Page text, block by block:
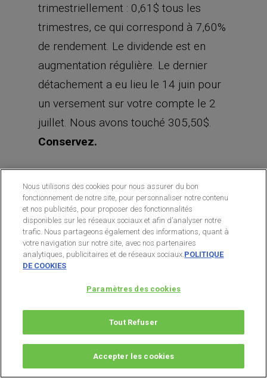
trimestriellement : 0,61$ tous les
trimestres, ce qui correspond à 7,60%
de rendement. Le dividende est en
augmentation régulière. Le dernier
détachement a eu lieu le 14 juin pour
un versement sur votre compte le 2
juillet. Nous avons touché 305,50$.
Conservez.
Nous possédons 300 actions
Enterprise Products Partners (EPD)
grâce à nos puts du 2 août qui ont été
exercés.Conservez.
A bientôt pour la prochaine alerte,
Rendement vôtre,
Gaël Deballe
Nous utilisons des cookies pour nous assurer du bon
fonctionnement de notre site, pour personnaliser notre contenu
et nos publicités, pour proposer des fonctionnalités
disponibles sur les réseaux sociaux et afin d’analyser notre
trafic. Nous partageons également des informations, quant à
votre navigation sur notre site, avec nos partenaires
analytiques, publicitaires et de réseaux sociaux.POLITIQUE
DE COOKIES
Paramètres des cookies
Tout Refuser
Accepter les cookies